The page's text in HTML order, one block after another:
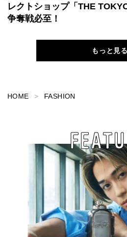
レクトショップ「THE
争奪戦必至！
もっと見る
HOME FASHION